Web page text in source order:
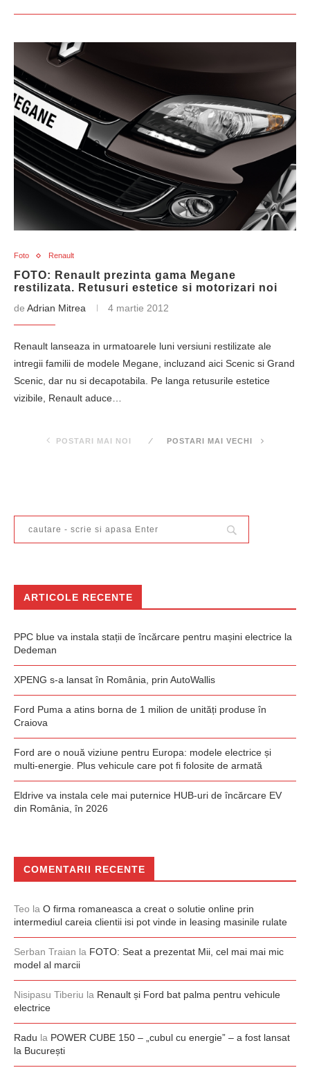
Foto Renault
FOTO: Renault prezinta gama Megane
restilizata. Retusuri estetice si motorizari noi
de Adrian Mitrea 4 martie 2012
Renault lanseaza in urmatoarele luni versiuni restilizate ale
intregii familii de modele Megane, incluzand aici Scenic si Grand
Scenic, dar nu si decapotabila. Pe langa retusurile estetice
vizibile, Renault aduce…
POSTARI MAI NOI POSTARI MAI VECHI
ARTICOLE RECENTE
PPC blue va instala stații de încărcare pentru mașini electrice la
Dedeman
XPENG s-a lansat în România, prin AutoWallis
Ford Puma a atins borna de 1 milion de unități produse în
Craiova
Ford are o nouă viziune pentru Europa: modele electrice și
multi-energie. Plus vehicule care pot fi folosite de armată
Eldrive va instala cele mai puternice HUB-uri de încărcare EV
din România, în 2026
COMENTARII RECENTE
Teo la O firma romaneasca a creat o solutie online prin
intermediul careia clientii isi pot vinde in leasing masinile rulate
Serban Traian la FOTO: Seat a prezentat Mii, cel mai mai mic
model al marcii
Nisipasu Tiberiu la Renault și Ford bat palma pentru vehicule
electrice
Radu la POWER CUBE 150 – „cubul cu energie” – a fost lansat
la București